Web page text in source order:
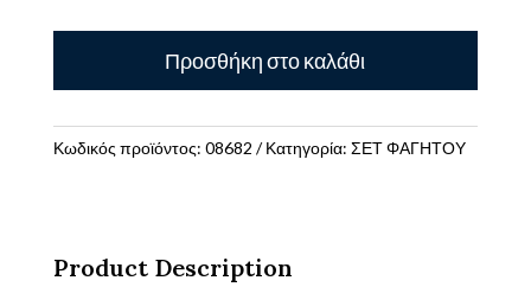
ΠΟΤΗΡΙ
ΑΝΟΞΕΙΔΩΤΟ
ΘΕΡΜΟΣ
ΜΕ
ΜΑΥΡΟ
Προσθήκη στο καλάθι
Κωδικός προϊόντος: 08682 Κατηγορία: ΣΕΤ ΦΑΓΗΤΟΥ
Product Description